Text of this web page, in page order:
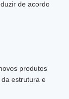
de acordo
produtos
estrutura e